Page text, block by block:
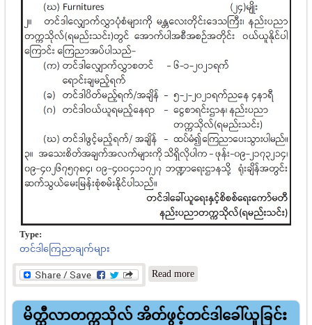
Type:
တင်ဒါကြေညာချက်များ
Read more about နည်းပညာ
တက္ကသိုလ်(ရမည်းသင်း)
အိတ်ဖွင့်တင်ဒါခေါ်ယူခြင်း
မိတ္ထီလာတက္ကသိုလ် အိတ်ဖွင့်တင်ဒါခေါ်ယူခြင်း